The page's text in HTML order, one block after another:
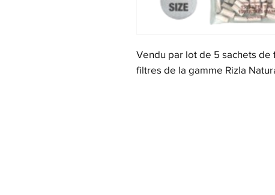
Vendu par lot de 5 sachets de
filtres de la gamme Rizla